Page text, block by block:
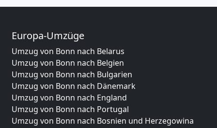
Europa-Umzüge
Umzug von Bonn nach Belarus
Umzug von Bonn nach Belgien
Umzug von Bonn nach Bulgarien
Umzug von Bonn nach Dänemark
Umzug von Bonn nach England
Umzug von Bonn nach Portugal
Umzug von Bonn nach Bosnien und Herzegowina